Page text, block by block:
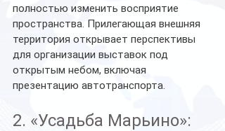
полностью изменить восприятие
пространства. Прилегающая внешняя
территория открывает перспективы
для организации выставок под
открытым небом, включая
презентацию автотранспорта.
2. «Усадьба Марьино»: